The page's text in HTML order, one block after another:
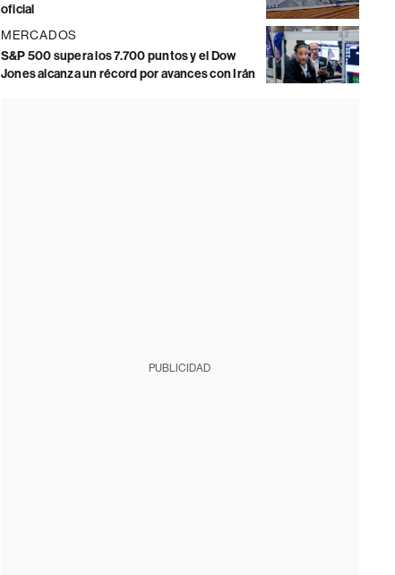
oficial
MERCADOS
S&P 500 supera los 7.700 puntos y el Dow
Jones alcanza un récord por avances con Irán
PUBLICIDAD